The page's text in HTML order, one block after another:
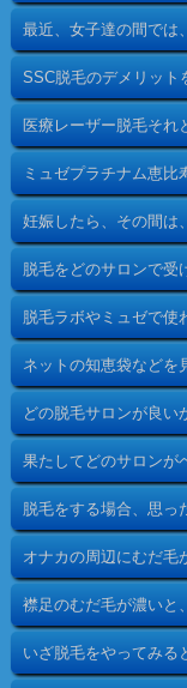
最近、女子達の間では
SSC脱毛のデメリット
医療レーザー脱毛それ
ミュゼプラチナム恵比
妊娠したら、その間は
脱毛をどのサロンで受
脱毛ラボやミュゼで使
ネットの知恵袋などを
どの脱毛サロンが良い
果たしてどのサロンが
脱毛をする場合、思っ
オナカの周辺にむだ毛
襟足のむだ毛が濃いと
いざ脱毛をやってみる